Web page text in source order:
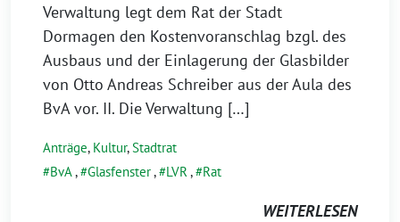
Verwaltung legt dem Rat der Stadt
Dormagen den Kostenvoranschlag bzgl. des
Ausbaus und der Einlagerung der Glasbilder
von Otto Andreas Schreiber aus der Aula des
BvA vor. II. Die Verwaltung […]
Anträge, Kultur,Stadtrat
BvA, Glasfenster, LVR, Rat
WEITERLESEN